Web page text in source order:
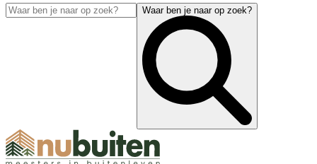
Waar ben je naar op zoek?